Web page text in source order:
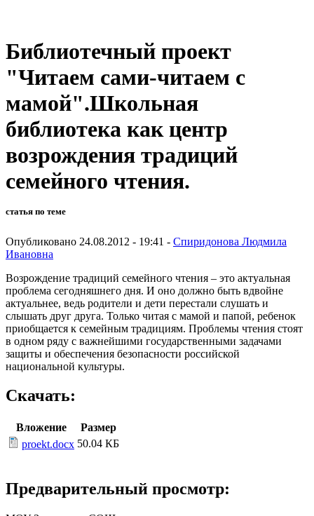
Библиотечный проект
"Читаем сами-читаем с
мамой".Школьная
библиотека как центр
возрождения традиций
семейного чтения.
статья по теме
Опубликовано 24.08.2012 - 19:41 - Спиридонова Людмила
Ивановна
Возрождение традиций семейного чтения – это актуальная
проблема сегодняшнего дня. И оно должно быть вдвойне
актуальнее, ведь родители и дети перестали слушать и
слышать друг друга. Только читая с мамой и папой, ребенок
приобщается к семейным традициям. Проблемы чтения стоят
в одном ряду с важнейшими государственными задачами
защиты и обеспечения безопасности российской
национальной культуры.
Скачать:
Вложение
Размер
proekt.docx 50.04 КБ
Предварительный просмотр: